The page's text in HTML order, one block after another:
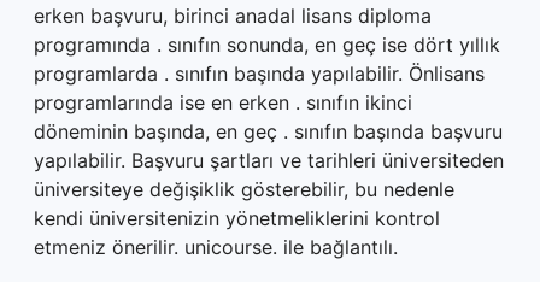
erken başvuru, birinci anadal lisans diploma
programında . sınıfın sonunda, en geç ise dört yıllık
programlarda . sınıfın başında yapılabilir. Önlisans
programlarında ise en erken . sınıfın ikinci
döneminin başında, en geç . sınıfın başında başvuru
yapılabilir. Başvuru şartları ve tarihleri üniversiteden
üniversiteye değişiklik gösterebilir, bu nedenle
kendi üniversitenizin yönetmeliklerini kontrol
etmeniz önerilir. unicourse. ile bağlantılı.